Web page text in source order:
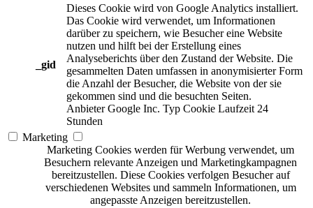
_gid
Dieses Cookie wird von Google Analytics installiert.
Das Cookie wird verwendet, um Informationen
darüber zu speichern, wie Besucher eine Website
nutzen und hilft bei der Erstellung eines
Analyseberichts über den Zustand der Website. Die
gesammelten Daten umfassen in anonymisierter Form
die Anzahl der Besucher, die Website von der sie
gekommen sind und die besuchten Seiten.
Anbieter Google Inc. Typ Cookie Laufzeit 24
Stunden
Marketing
Marketing Cookies werden für Werbung verwendet, um
Besuchern relevante Anzeigen und Marketingkampagnen
bereitzustellen. Diese Cookies verfolgen Besucher auf
verschiedenen Websites und sammeln Informationen, um
angepasste Anzeigen bereitzustellen.